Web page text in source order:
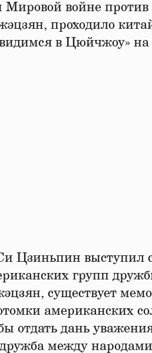
Мировой войне
проходило
в Цюйчжоу» на
Цзиньпин выступил
групп
существует
американских
отдать дань
дружба между